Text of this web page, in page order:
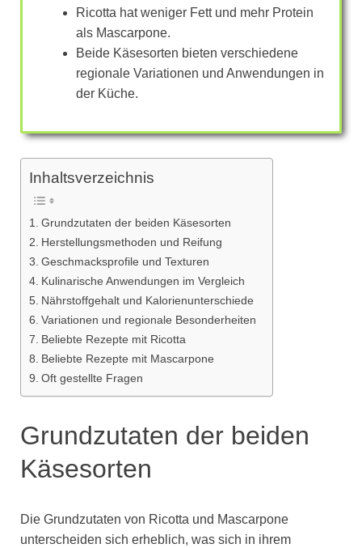
Ricotta hat weniger Fett und mehr Protein
als Mascarpone.
Beide Käsesorten bieten verschiedene
regionale Variationen und Anwendungen in
der Küche.
Inhaltsverzeichnis
Grundzutaten der beiden Käsesorten
Herstellungsmethoden und Reifung
Geschmacksprofile und Texturen
Kulinarische Anwendungen im Vergleich
Nährstoffgehalt und Kalorienunterschiede
Variationen und regionale Besonderheiten
Beliebte Rezepte mit Ricotta
Beliebte Rezepte mit Mascarpone
Oft gestellte Fragen
Grundzutaten der beiden
Käsesorten
Die Grundzutaten von Ricotta und Mascarpone
unterscheiden sich erheblich, was sich in ihrem